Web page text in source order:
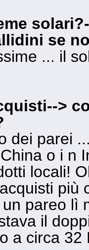
se
... il
>
dei parei
o i n
locali!
più
pareo lì
il
a circa